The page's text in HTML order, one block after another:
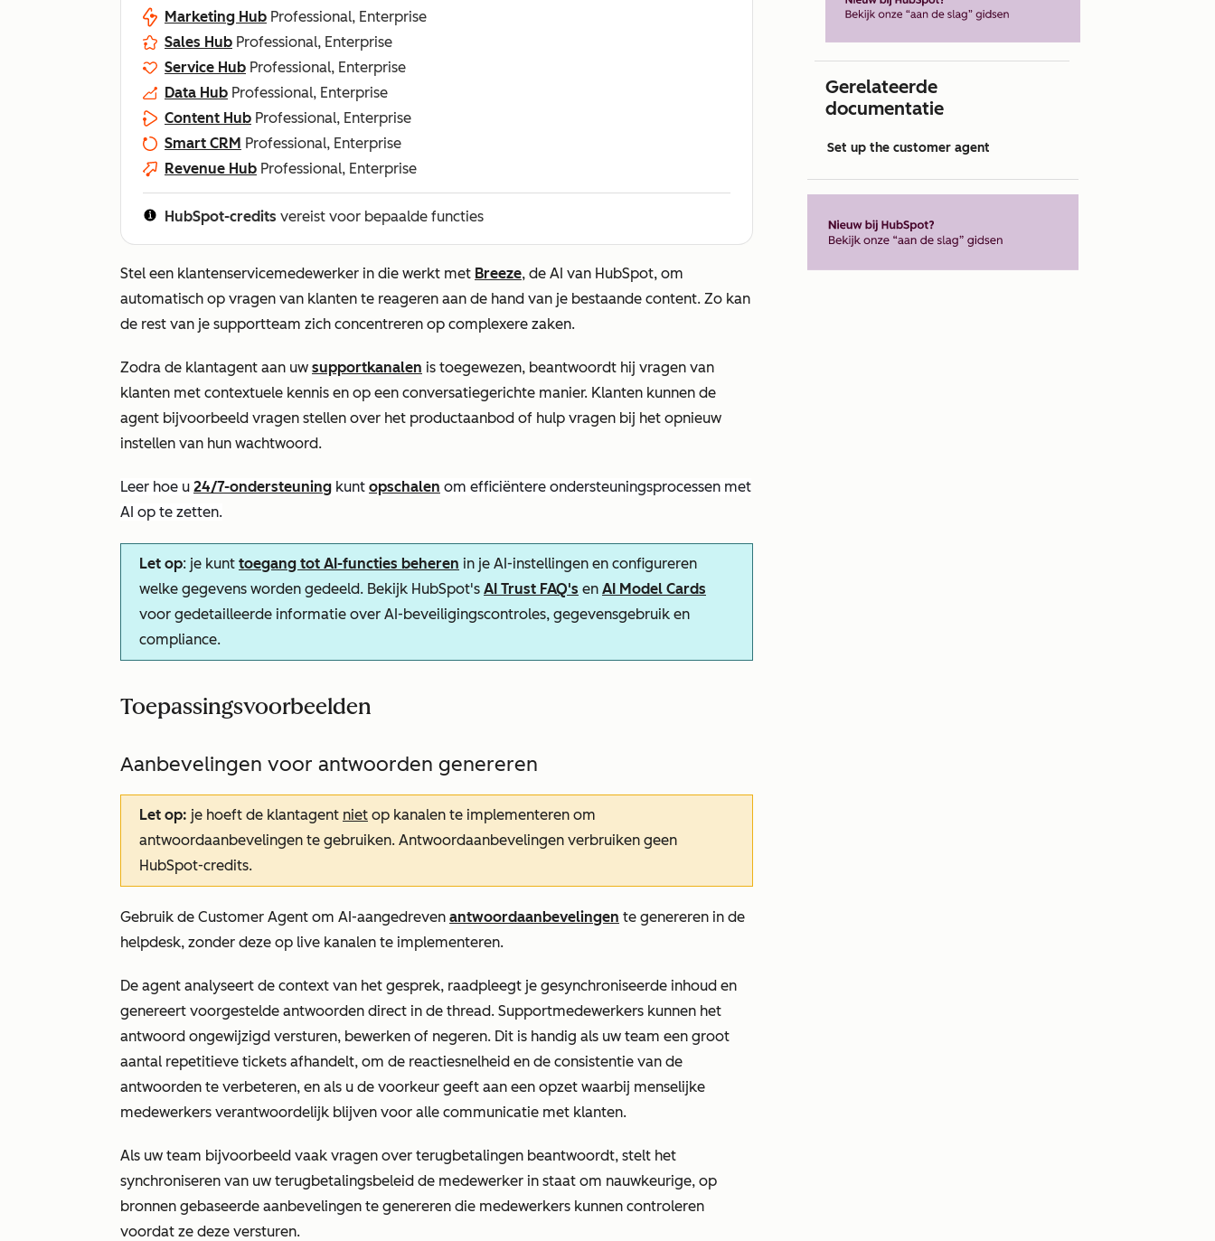
Marketing Hub Professional, Enterprise
Sales Hub Professional, Enterprise
Service Hub Professional, Enterprise
Data Hub Professional, Enterprise
Content Hub Professional, Enterprise
Smart CRM Professional, Enterprise
Revenue Hub Professional, Enterprise
HubSpot-credits vereist voor bepaalde functies
Stel een klantenservicemedewerker in die werkt met Breeze, de AI van HubSpot, om
automatisch op vragen van klanten te reageren aan de hand van je bestaande content. Zo kan
de rest van je supportteam zich concentreren op complexere zaken.
Zodra de klantagent aan uw supportkanalen is toegewezen, beantwoordt hij vragen van
klanten met contextuele kennis en op een conversatiegerichte manier. Klanten kunnen de
agent bijvoorbeeld vragen stellen over het productaanbod of hulp vragen bij het opnieuw
instellen van hun wachtwoord.
Leer hoe u 24/7-ondersteuning kunt opschalen om efficiëntere ondersteuningsprocessen met
AI op te zetten.
Let op: je kunt toegang tot AI-functies beheren in je AI-instellingen en configureren
welke gegevens worden gedeeld. Bekijk HubSpot's AI Trust FAQ's en AI Model Cards
voor gedetailleerde informatie over AI-beveiligingscontroles, gegevensgebruik en
compliance.
Toepassingsvoorbeelden
Aanbevelingen voor antwoorden genereren
Let op: je hoeft de klantagent niet op kanalen te implementeren om
antwoordaanbevelingen te gebruiken. Antwoordaanbevelingen verbruiken geen
HubSpot-credits.
Gebruik de Customer Agent om AI-aangedreven antwoordaanbevelingen te genereren in de
helpdesk, zonder deze op live kanalen te implementeren.
De agent analyseert de context van het gesprek, raadpleegt je gesynchroniseerde inhoud en
genereert voorgestelde antwoorden direct in de thread. Supportmedewerkers kunnen het
antwoord ongewijzigd versturen, bewerken of negeren. Dit is handig als uw team een groot
aantal repetitieve tickets afhandelt, om de reactiesnelheid en de consistentie van de
antwoorden te verbeteren, en als u de voorkeur geeft aan een opzet waarbij menselijke
medewerkers verantwoordelijk blijven voor alle communicatie met klanten.
Als uw team bijvoorbeeld vaak vragen over terugbetalingen beantwoordt, stelt het
synchroniseren van uw terugbetalingsbeleid de medewerker in staat om nauwkeurige, op
bronnen gebaseerde aanbevelingen te genereren die medewerkers kunnen controleren
voordat ze deze versturen.
Gerelateerde
documentatie
Set up the customer agent